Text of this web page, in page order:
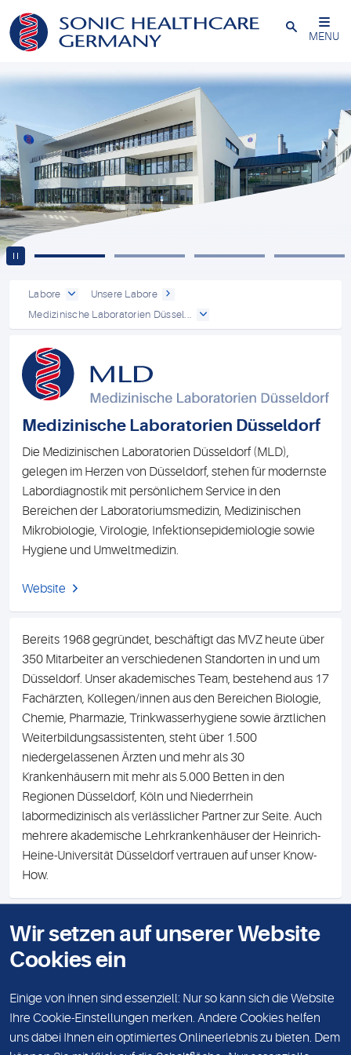
Schließen
MENU
Labore
Unsere Labore
Medizinische Laboratorien Düssel...
Medizinische Laboratorien Düsseldorf
Die Medizinischen Laboratorien Düsseldorf (MLD),
gelegen im Herzen von Düsseldorf, stehen für modernste
Labordiagnostik mit persönlichem Service in den
Bereichen der Laboratoriumsmedizin, Medizinischen
Mikrobiologie, Virologie, Infektionsepidemiologie sowie
Hygiene und Umweltmedizin.
Website
Bereits 1968 gegründet, beschäftigt das MVZ heute über
350 Mitarbeiter an verschiedenen Standorten in und um
Düsseldorf. Unser akademisches Team, bestehend aus 17
Fachärzten, Kollegen/innen aus den Bereichen Biologie,
Chemie, Pharmazie, Trinkwasserhygiene sowie ärztlichen
Weiterbildungsassistenten, steht über 1.500
niedergelassenen Ärzten und mehr als 30
Krankenhäusern mit mehr als 5.000 Betten in den
Regionen Düsseldorf, Köln und Niederrhein
labormedizinisch als verlässlicher Partner zur Seite. Auch
mehrere akademische Lehrkrankenhäuser der Heinrich-
Heine-Universität Düsseldorf vertrauen auf unser Know-
How.
KONTAKT
IMPRESSUM
DATENSCHUTZ
KARRIERE
Wir setzen auf unserer Website
Cookies ein
Einige von ihnen sind essenziell: Nur so kann sich die Website
Ihre Cookie-Einstellungen merken. Andere Cookies helfen
uns dabei Ihnen ein optimiertes Onlineerlebnis zu bieten. Dem